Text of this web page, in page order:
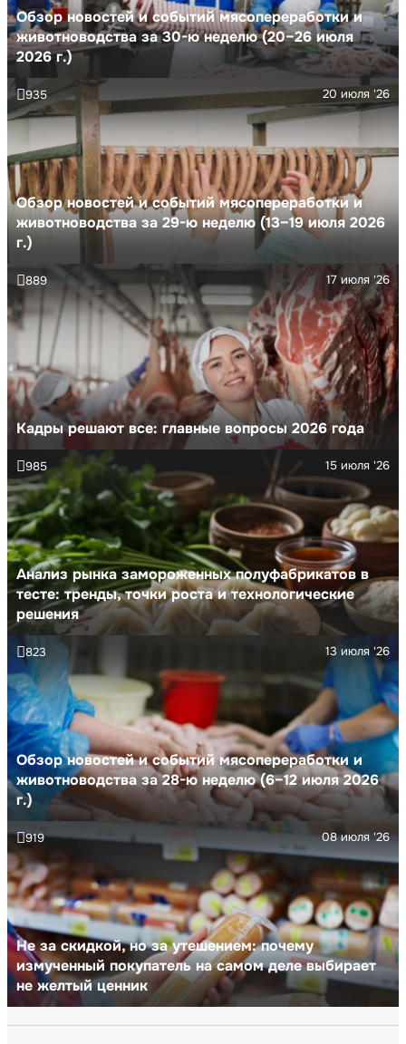
Обзор новостей и событий мясопереработки и
животноводства за 30-ю неделю (20–26 июля
2026 г.)
Обзор новостей и событий мясопереработки и
животноводства за 29-ю неделю (13–19 июля 2026
г.)
20 июля '26
935
Кадры решают все: главные вопросы 2026 года
17 июля '26
889
Анализ рынка замороженных полуфабрикатов в
тесте: тренды, точки роста и технологические
решения
15 июля '26
985
Обзор новостей и событий мясопереработки и
животноводства за 28-ю неделю (6–12 июля 2026
г.)
13 июля '26
823
Не за скидкой, но за утешением: почему
измученный покупатель на самом деле выбирает
не желтый ценник
08 июля '26
919